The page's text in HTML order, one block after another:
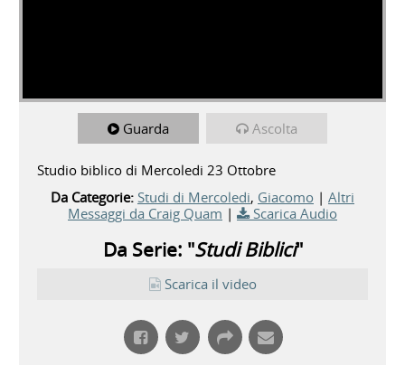
Guarda Ascolta
Studio biblico di Mercoledi 23 Ottobre
Da Categorie: Studi di Mercoledi, Giacomo | Altri
Messaggi da Craig Quam | Scarica Audio
Da Serie: "Studi Biblici"
Scarica il video